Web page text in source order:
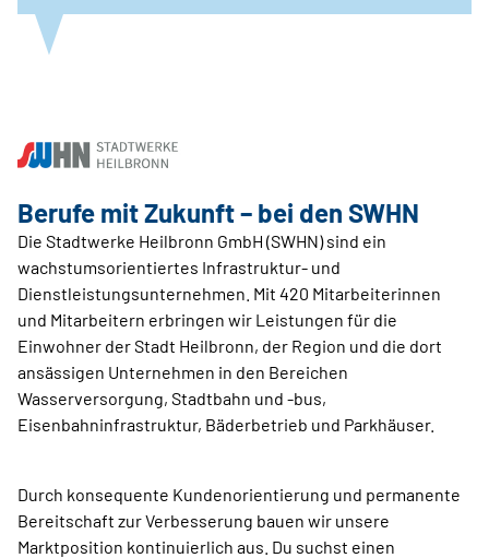
Berufe mit Zukunft – bei den SWHN
Die Stadtwerke Heilbronn GmbH (SWHN) sind ein
wachstumsorientiertes Infrastruktur- und
Dienstleistungsunternehmen. Mit 420 Mitarbeiterinnen
und Mitarbeitern erbringen wir Leistungen für die
Einwohner der Stadt Heilbronn, der Region und die dort
ansässigen Unternehmen in den Bereichen
Wasserversorgung, Stadtbahn und -bus,
Eisenbahninfrastruktur, Bäderbetrieb und Parkhäuser.
Durch konsequente Kundenorientierung und permanente
Bereitschaft zur Verbesserung bauen wir unsere
Marktposition kontinuierlich aus. Du suchst einen